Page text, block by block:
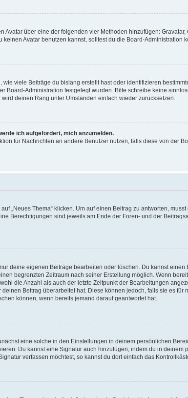
Avatar über eine der folgenden vier Methoden hinzufügen:
Avatar benutzen kannst, solltest du die Board-Administration
viele Beiträge du bislang erstellt hast oder identifizieren
Board-Administration festgelegt wurden. Bitte schreibe keine
deinen Rang unter Umständen einfach wieder zurücksetzen.
ich aufgefordert, mich anzumelden.
für Nachrichten an andere Benutzer nutzen, falls diese von der
„Neues Thema“ klicken. Um auf einen Beitrag zu antworten,
Berechtigungen sind jeweils am Ende der Foren- und der
deine eigenen Beiträge bearbeiten oder löschen. Du kannst
begrenzten Zeitraum nach seiner Erstellung möglich. Wenn
die Anzahl als auch der letzte Zeitpunkt der Bearbeitungen
Beitrag überarbeitet hat. Diese können jedoch, falls sie es
können, wenn bereits jemand darauf geantwortet hat.
eine solche in den Einstellungen in deinem persönlichen
Du kannst eine Signatur auch hinzufügen, indem du in
verfassen möchtest, so kannst du dort einfach das